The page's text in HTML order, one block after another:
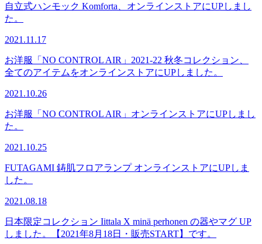
自立式ハンモック Komforta、オンラインストアにUPしまし
た。
2021.11.17
お洋服「NO CONTROL AIR」2021-22 秋冬コレクション、
全てのアイテムをオンラインストアにUPしました。
2021.10.26
お洋服「NO CONTROL AIR」オンラインストアにUPしまし
た。
2021.10.25
FUTAGAMI 鋳肌フロアランプ オンラインストアにUPしま
した。
2021.08.18
日本限定コレクション Iittala X minä perhonen の器やマグ UP
しました。【2021年8月18日・販売START】です。